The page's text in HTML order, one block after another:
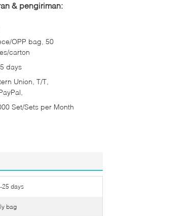
& pengiriman:
OPP bag, 50
carton
days
Union, T/T,
Set/Sets per Month
25 days
bag